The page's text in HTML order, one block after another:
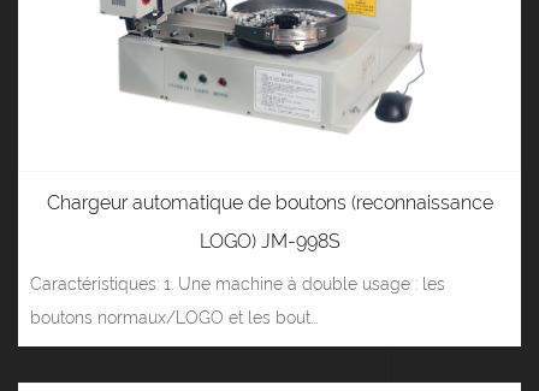
Chargeur automatique de boutons (reconnaissance
LOGO) JM-998S
Caractéristiques: 1. Une machine à double usage : les
boutons normaux/LOGO et les bout...